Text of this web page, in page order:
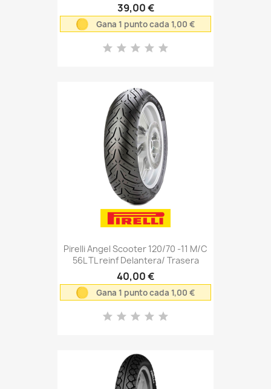
39,00 €
Gana 1 punto cada 1,00 €
Pirelli Angel Scooter 120/70 -11 M/C
56L TL reinf Delantera/ Trasera
40,00 €
Gana 1 punto cada 1,00 €